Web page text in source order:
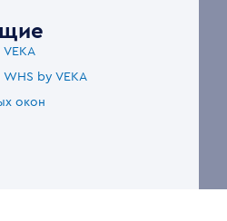
by VEKA
окон